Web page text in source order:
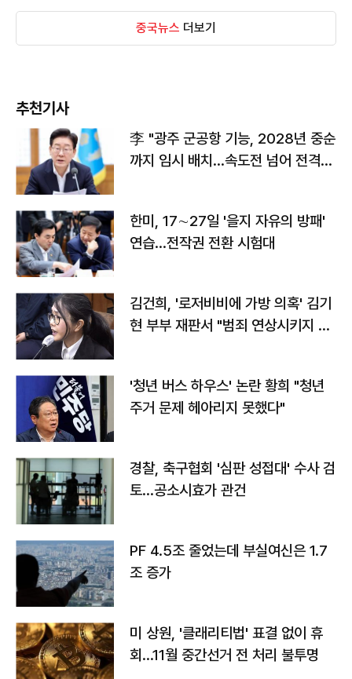
중국뉴스 더보기
추천기사
李 "광주 군공항 기능, 2028년 중순
까지 임시 배치…속도전 넘어 전격
한미, 17∼27일 '을지 자유의 방패'
연습…전작권 전환 시험대
김건희, '로저비비에 가방 의혹' 김기
현 부부 재판서 "범죄 연상시키지 말
'청년 버스 하우스' 논란 황희 "청년
주거 문제 헤아리지 못했다"
경찰, 축구협회 '심판 성접대' 수사 검
토…공소시효가 관건
PF 4.5조 줄었는데 부실여신은 1.7
조 증가
미 상원, '클래리티법' 표결 없이 휴
회…11월 중간선거 전 처리 불투명